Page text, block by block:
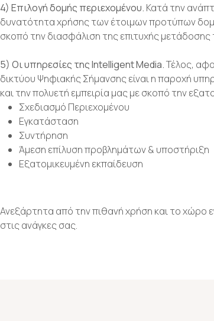
4) Επιλογή δομής περιεχομένου. Κατά την
δυνατότητα χρήσης των έτοιμων προτύπων
σκοπό την διασφάλιση της επιτυχής
5) Οι υπηρεσίες τηςIntelligentMedia.Τέλος,
δικτύου Ψηφιακής Σήμανσης είναι η παροχή
και την πολυετή εμπειρία μας με σκοπό την
Σχεδιασμό Περιεχομένου
Εγκατάσταση
Συντήρηση
Άμεση επίλυση προβλημάτων & υποστήριξη
Εξατομικευμένη εκπαίδευση
Ανεξάρτητα από την πιθανή χρήση και το
στις ανάγκες σας.